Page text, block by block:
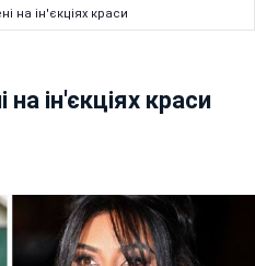
на ін'єкціях краси
на ін'єкціях краси